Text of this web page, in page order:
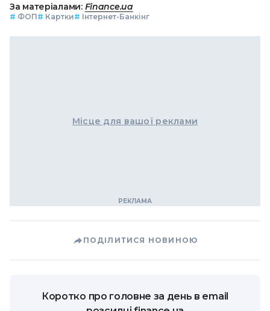
За матеріалами: Finance.ua
# ФОП# Картки# Інтернет-Банкінг
Місце для вашої реклами
ПОДІЛИТИСЯ НОВИНОЮ
Коротко про головне за день в email